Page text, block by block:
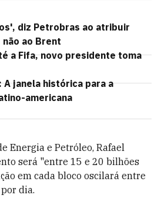
diz Petrobras ao atribuir
ao Brent
a Fifa, novo presidente toma
janela histórica para a
americana
Energia e Petróleo, Rafael
será "entre 15 e 20 bilhões
em cada bloco oscilará entre
dia.